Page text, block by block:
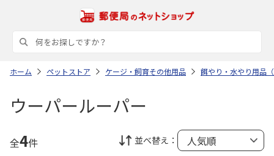
ホーム ペットストア ケージ・飼育その他用品 餌やり・水やり用品
ウーパールーパー
全4件 並べ替え：